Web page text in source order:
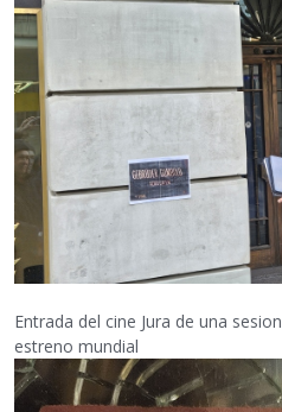
Entrada del cine Jura de una
estreno mundial